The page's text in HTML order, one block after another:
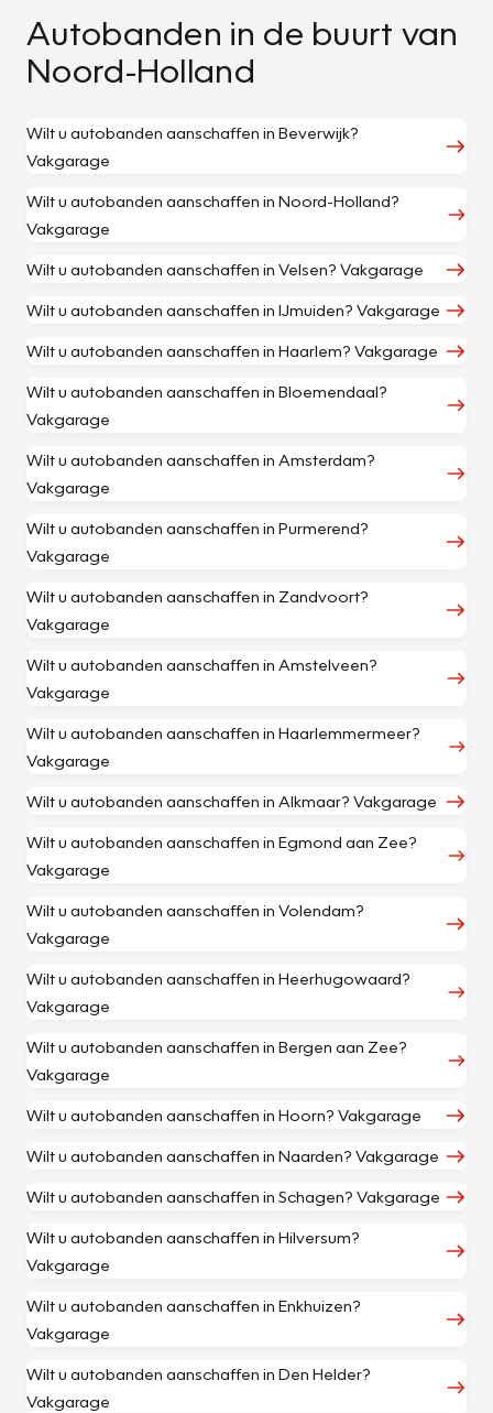
Autobanden in de buurt van
Noord-Holland
Wilt u autobanden aanschaffen in Beverwijk?
Vakgarage
Wilt u autobanden aanschaffen in Noord-Holland?
Vakgarage
Wilt u autobanden aanschaffen in Velsen? Vakgarage
Wilt u autobanden aanschaffen in IJmuiden? Vakgarage
Wilt u autobanden aanschaffen in Haarlem? Vakgarage
Wilt u autobanden aanschaffen in Bloemendaal?
Vakgarage
Wilt u autobanden aanschaffen in Amsterdam?
Vakgarage
Wilt u autobanden aanschaffen in Purmerend?
Vakgarage
Wilt u autobanden aanschaffen in Zandvoort?
Vakgarage
Wilt u autobanden aanschaffen in Amstelveen?
Vakgarage
Wilt u autobanden aanschaffen in Haarlemmermeer?
Vakgarage
Wilt u autobanden aanschaffen in Alkmaar? Vakgarage
Wilt u autobanden aanschaffen in Egmond aan Zee?
Vakgarage
Wilt u autobanden aanschaffen in Volendam?
Vakgarage
Wilt u autobanden aanschaffen in Heerhugowaard?
Vakgarage
Wilt u autobanden aanschaffen in Bergen aan Zee?
Vakgarage
Wilt u autobanden aanschaffen in Hoorn? Vakgarage
Wilt u autobanden aanschaffen in Naarden? Vakgarage
Wilt u autobanden aanschaffen in Schagen? Vakgarage
Wilt u autobanden aanschaffen in Hilversum?
Vakgarage
Wilt u autobanden aanschaffen in Enkhuizen?
Vakgarage
Wilt u autobanden aanschaffen in Den Helder?
Vakgarage